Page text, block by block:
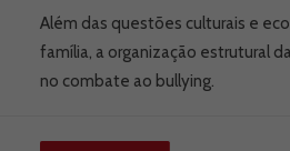
Além das questões culturais e
família, a organização estrutural
no combate ao bullying.